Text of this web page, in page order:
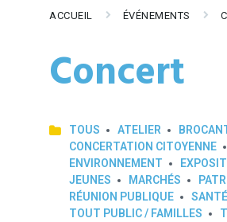
ACCUEIL ÉVÉNEMENTS
Concert
TOUS ATELIER
CONCERTATION CITOYENNE
ENVIRONNEMENT
JEUNES
MARCHÉS
RÉUNION PUBLIQUE
SANTÉ
TOUT PUBLIC / FAMILLES